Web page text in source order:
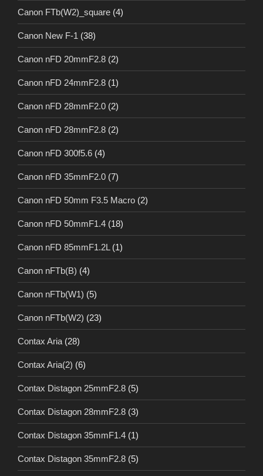
Canon FTb(W2)_square (4)
Canon New F-1 (38)
Canon nFD 20mmF2.8 (2)
Canon nFD 24mmF2.8 (1)
Canon nFD 28mmF2.0 (2)
Canon nFD 28mmF2.8 (2)
Canon nFD 300f5.6 (4)
Canon nFD 35mmF2.0 (7)
Canon nFD 50mm F3.5 Macro (2)
Canon nFD 50mmF1.4 (18)
Canon nFD 85mmF1.2L (1)
Canon nFTb(B) (4)
Canon nFTb(W1) (5)
Canon nFTb(W2) (23)
Contax Aria (28)
Contax Aria(2) (6)
Contax Distagon 25mmF2.8 (5)
Contax Distagon 28mmF2.8 (3)
Contax Distagon 35mmF1.4 (1)
Contax Distagon 35mmF2.8 (5)